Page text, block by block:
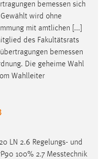
bemessen sich
wird ohne
mit amtlichen [...]
des Fakultätsrats
bemessen
Die geheime Wahl
Wahlleiter
LN 2.6 Regelungs- und
100% 2.7 Messtechnik